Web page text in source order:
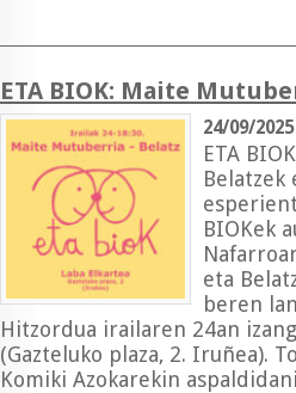
ETA BIOK: Maite
24/09/2025
ETA
Belatzek
BIOKek
eta
beren
Hitzordua irailaren 24an
(Gazteluko plaza, 2. Iruñea).
Komiki Azokarekin